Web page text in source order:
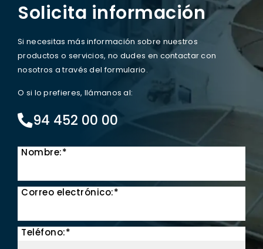
Solicita información
Si necesitas más información sobre nuestros
productos o servicios, no dudes en contactar con
nosotros a través del formulario.
O si lo prefieres, llámanos al:
94 452 00 00
Nombre:*
Correo electrónico:*
Teléfono:*